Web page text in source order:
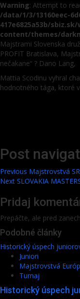
Warning: Attempt to
/data/1/3/13160eec-
417e6825a53b/
content/themes/
Majstrami Slovenska
PROFIT Bratislava,
nečakane“ ? Dano Lang,
Mattia Scodinu vyhral
hodnotného tága, ktoré
Post
Previous Majstrovstvá
Next SLOVAKIA
Pridaj
Prepáčte, ale pred
Podobné články
Historický úspech
Juniori
Majstrovstvá
Turnaj
Historický úspech